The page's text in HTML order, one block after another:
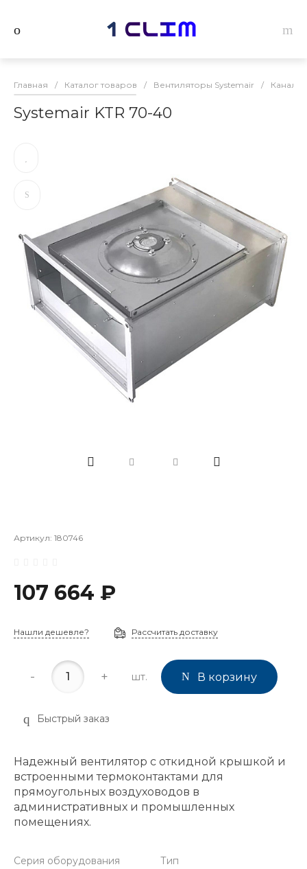
Главная / Каталог товаров / Вентиляторы Systemair /
Systemair KTR 70-40
Артикул: 180746
107 664 ₽
Нашли дешевле? Рассчитать доставку
- + шт. В корзину
Быстрый заказ
Надежный вентилятор с откидной крышкой и
встроенными термоконтактами для
прямоугольных воздуховодов в
административных и промышленных
помещениях.
Серия оборудования
Тип